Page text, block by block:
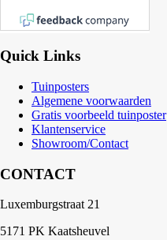
Quick Links
Tuinposters
Algemene voorwaarden
Gratis voorbeeld tuinposter
Klantenservice
Showroom/Contact
CONTACT
Luxemburgstraat 21
5171 PK Kaatsheuvel